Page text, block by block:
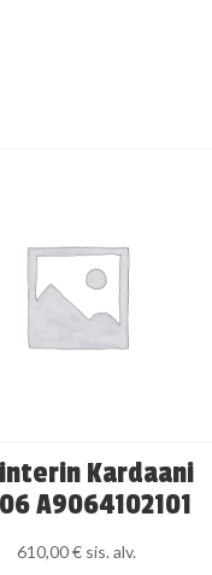
Kardaani
A9064102101
610,00€ sis. alv.